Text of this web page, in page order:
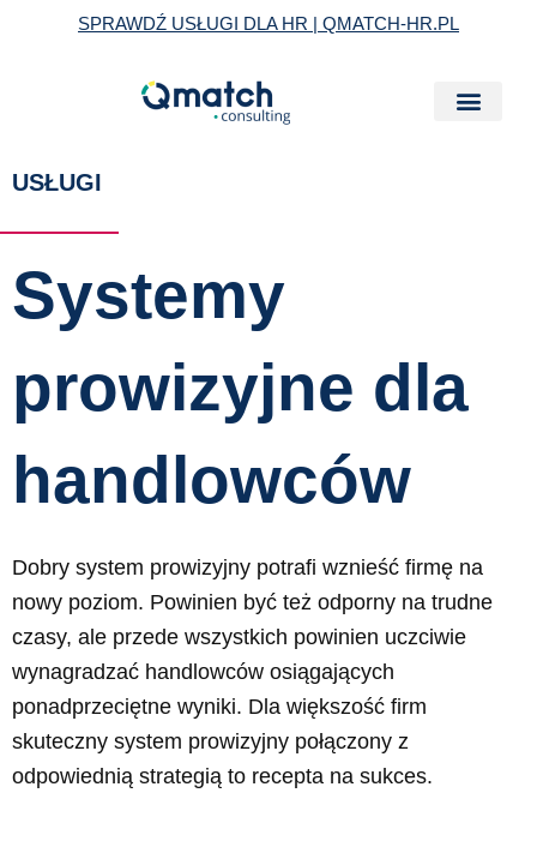
SPRAWDŹ USŁUGI DLA HR | QMATCH-HR.PL
USŁUGI
Systemy
prowizyjne dla
handlowców
Dobry system prowizyjny potrafi wznieść firmę na
nowy poziom. Powinien być też odporny na trudne
czasy, ale przede wszystkich powinien uczciwie
wynagradzać handlowców osiągających
ponadprzeciętne wyniki. Dla większość firm
skuteczny system prowizyjny połączony z
odpowiednią strategią to recepta na sukces.